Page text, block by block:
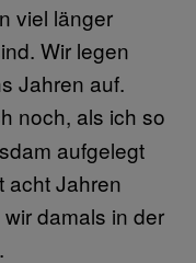
viel länger
Wir legen
Jahren auf.
noch, als ich so
aufgelegt
acht Jahren
damals in der